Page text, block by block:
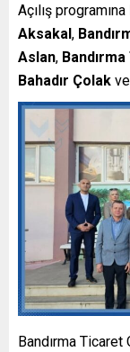
Açılış programına
Aksakal,
Aslan,
Bahadır Çolak ve
Bandırma Ticaret